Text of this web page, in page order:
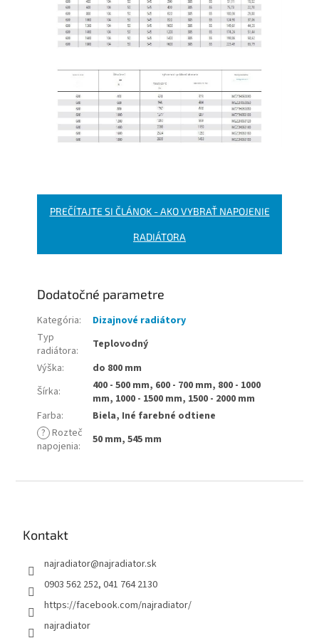
PREČÍTAJTE SI ČLÁNOK - AKO VYBRAŤ NAPOJENIE
RADIÁTORA
Dodatočné parametre
Kategória:
Dizajnové radiátory
Typ
radiátora:
Teplovodný
Výška:
do 800 mm
Šírka:
400 - 500 mm, 600 - 700 mm, 800 - 1000
mm, 1000 - 1500 mm, 1500 - 2000 mm
Farba:
Biela, Iné farebné odtiene
? Rozteč
napojenia: 50 mm, 545 mm
Kontakt
najradiator@najradiator.sk
0903 562 252, 041 764 2130
https://facebook.com/najradiator/
najradiator